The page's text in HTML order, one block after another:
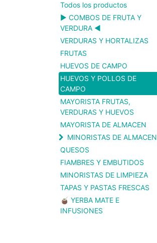
Todos los productos
▶️ COMBOS DE FRUTA Y
VERDURA ◀️
VERDURAS Y HORTALIZAS
FRUTAS
HUEVOS DE CAMPO
HUEVOS Y POLLOS DE
CAMPO
MAYORISTA FRUTAS,
VERDURAS Y HUEVOS
MAYORISTA DE ALMACEN
MINORISTAS DE ALMACEN
QUESOS
FIAMBRES Y EMBUTIDOS
MINORISTAS DE LIMPIEZA
TAPAS Y PASTAS FRESCAS
🧉 YERBA MATE E
INFUSIONES